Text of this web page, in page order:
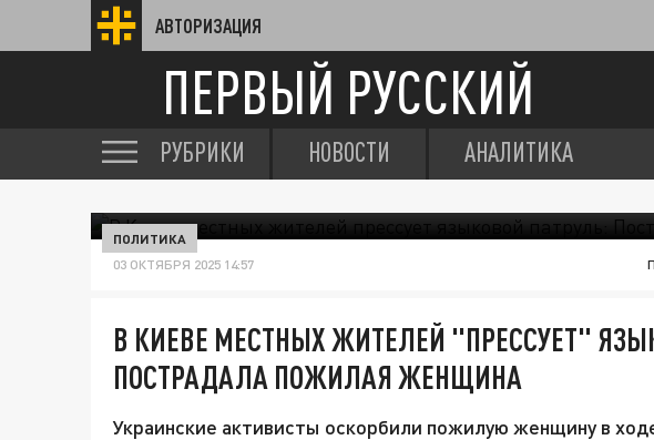
АВТОРИЗАЦИЯ
ПЕРВЫЙ РУССКИЙ
РУБРИКИ НОВОСТИ АНАЛИТИКА
ПОЛИТИКА
03 ОКТЯБРЯ 2025 14:57
В КИЕВЕ МЕСТНЫХ ЖИТЕЛЕЙ "ПРЕССУЕТ"
ПОСТРАДАЛА ПОЖИЛАЯ ЖЕНЩИНА
Украинские активисты оскорбили пожилую женщину в